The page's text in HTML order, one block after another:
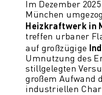
Im Dezember
München
Heizkraftwerk in
treffen urbaner
auf großzügige
Umnutzung des
stillgelegten
großem Aufwand
industriellen